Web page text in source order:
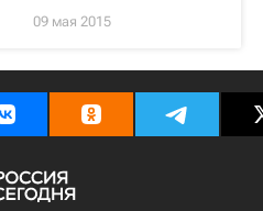
09 мая 2015